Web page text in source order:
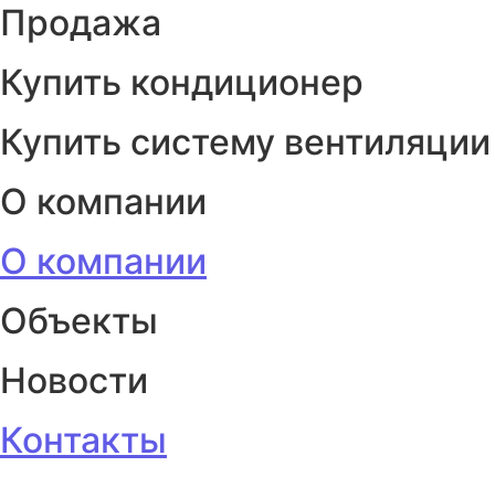
Продажа
Купить кондиционер
Купить систему вентиляции
О компании
О компании
Объекты
Новости
Контакты